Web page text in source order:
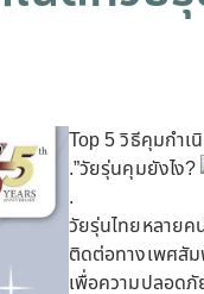
Top 5 วิธีคุมกำเ
.”วัยรุ่นคุมยังไง?
.
วัยรุ่นไทยหลายค
ติดต่อทางเพศสัม
เพื่อความปลอด